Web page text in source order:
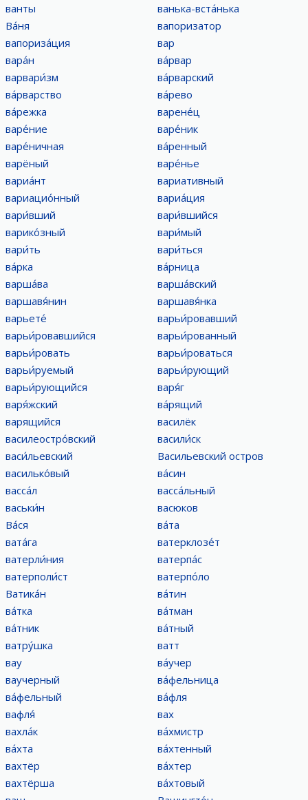
ванты
ванька-вста́нька
Ва́ня
вапоризатор
вапориза́ция
вар
вара́н
ва́рвар
варвари́зм
ва́рварский
ва́рварство
ва́рево
ва́режка
варене́ц
варе́ние
варе́ник
варе́ничная
ва́ренный
варёный
варе́нье
вариа́нт
вариативный
вариацио́нный
вариа́ция
вари́вший
вари́вшийся
варико́зный
вари́мый
вари́ть
вари́ться
ва́рка
ва́рница
варша́ва
варша́вский
варшавя́нин
варшавя́нка
варьете́
варьи́ровавший
варьи́ровавшийся
варьи́рованный
варьи́ровать
варьи́роваться
варьи́руемый
варьи́рующий
варьи́рующийся
варя́г
варя́жский
ва́рящий
варящийся
василёк
василеостро́вский
васили́ск
васи́льевский
Васильевский остров
василько́вый
ва́син
васса́л
васса́льный
васьки́н
васюков
Ва́ся
ва́та
вата́га
ватерклозе́т
ватерли́ния
ватерпа́с
ватерполи́ст
ватерпо́ло
Ватика́н
ва́тин
ва́тка
ва́тман
ва́тник
ва́тный
ватру́шка
ватт
вау
ва́учер
ваучерный
ва́фельница
ва́фельный
ва́фля
вафля́
вах
вахла́к
ва́хмистр
ва́хта
ва́хтенный
вахтёр
ва́хтер
вахтёрша
ва́хтовый